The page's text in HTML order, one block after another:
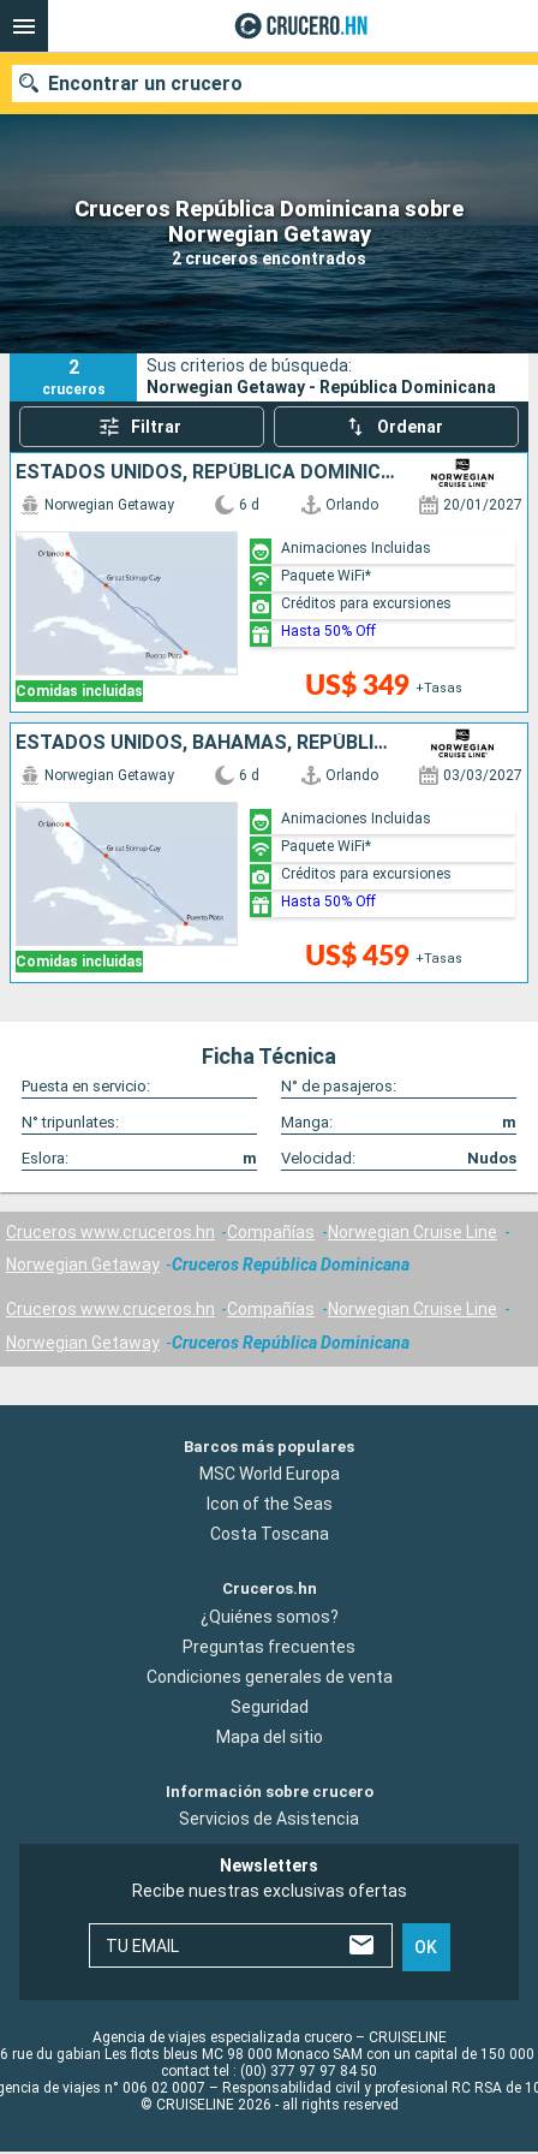
Cruceros República Dominicana sobre
Norwegian Getaway
2 cruceros encontrados
Encontrar un crucero
Nuestros destinos
Fecha de salida
Puertos Compañías
Buscar
2
cruceros
Sus criterios de búsqueda:
Norwegian Getaway - República Dominicana
Filtrar Ordenar
ESTADOS UNIDOS, REPÚBLICA DOMINICANA, BAHAMAS
Comidas incluidas
Norwegian Getaway 6 d Orlando 20/01/2027
US$ 349 +Tasas
Animaciones Incluidas
Paquete WiFi*
Créditos para excursiones
Hasta 50% Off
ESTADOS UNIDOS, BAHAMAS, REPÚBLICA DOMINICANA
Comidas incluidas
Norwegian Getaway 6 d Orlando 03/03/2027
US$ 459 +Tasas
Animaciones Incluidas
Paquete WiFi*
Créditos para excursiones
Hasta 50% Off
Ficha Técnica
Puesta en servicio:
N° de pasajeros:
N° tripunlates:
Manga:
m
Eslora:
m Velocidad: Nudos
Cruceros www.cruceros.hn Compañías
Norwegian Cruise Line
Norwegian Getaway
Cruceros República Dominicana
Cruceros www.cruceros.hn Compañías
Norwegian Cruise Line
Norwegian Getaway
Cruceros República Dominicana
Barcos más populares
MSC World Europa
Icon of the Seas
Costa Toscana
Cruceros.hn
¿Quiénes somos?
Preguntas frecuentes
Condiciones generales de venta
Seguridad
Mapa del sitio
Información sobre crucero
Servicios de Asistencia
Newsletters
Recibe nuestras exclusivas ofertas
TU EMAIL OK
Agencia de viajes especializada crucero – CRUISELINE
rue du gabian Les flots bleus MC 98 000 Monaco SAM con un capital de 150 000
contact tel : (00) 377 97 97 84 50
de viajes n° 006 02 0007 – Responsabilidad civil y profesional RC RSA de
© CRUISELINE 2026 - all rights reserved